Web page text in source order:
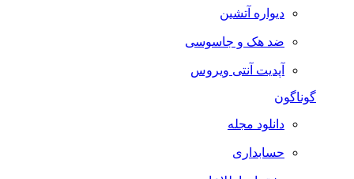
دیواره آتشین
ضد هک و جاسوسی
آپدیت آنتی ویروس
گوناگون
دانلود مجله
حسابداری